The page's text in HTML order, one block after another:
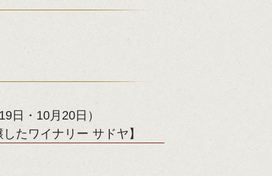
日・10月20日）
たワイナリー サドヤ】